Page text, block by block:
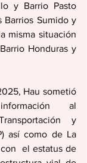
y Barrio Pasto
Sumido y
misma situación
Honduras y
Hau sometió
al
y
así como de La
el estatus de